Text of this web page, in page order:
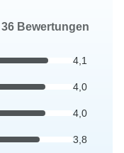
36 Bewertungen
4,1
4,0
4,0
3,8